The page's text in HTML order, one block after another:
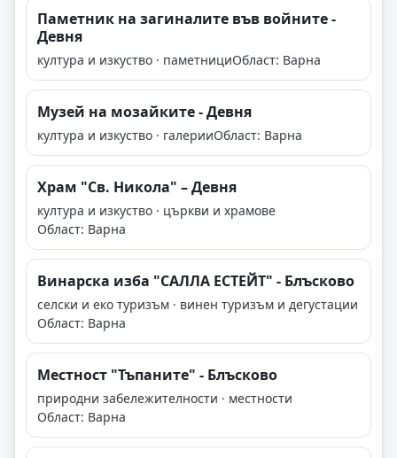
Паметник на загиналите във войните -
Девня
култура и изкуство · паметнициОбласт: Варна
Музей на мозайките - Девня
култура и изкуство · галерииОбласт: Варна
Храм "Св. Никола" – Девня
култура и изкуство · църкви и храмове
Област: Варна
Винарска изба "САЛЛА ЕСТЕЙТ" - Блъсково
селски и еко туризъм · винен туризъм и дегустации
Област: Варна
Местност "Тъпаните" - Блъсково
природни забележителности · местности
Област: Варна